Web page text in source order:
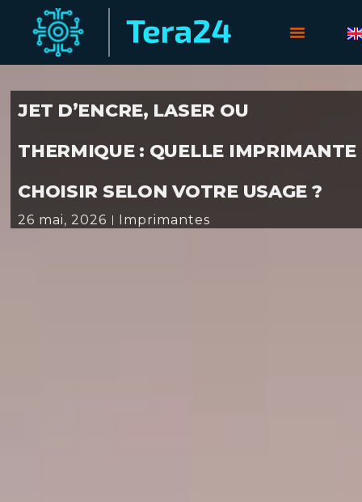
JET D’ENCRE, LASER OU
THERMIQUE : QUELLE IMPRIMANTE
CHOISIR SELON VOTRE USAGE ?
26 mai, 2026 Imprimantes